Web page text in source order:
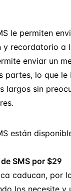
le permiten
recordatorio a
enviar un
partes, lo que
largos sin
están
SMS por $29
caducan, por
los necesite y